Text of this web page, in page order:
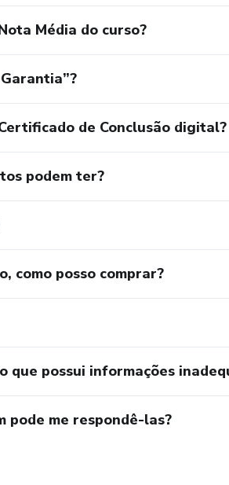
Média do curso?
de Conclusão digital?
podem ter?
como posso comprar?
que possui informações
pode me respondê-las?